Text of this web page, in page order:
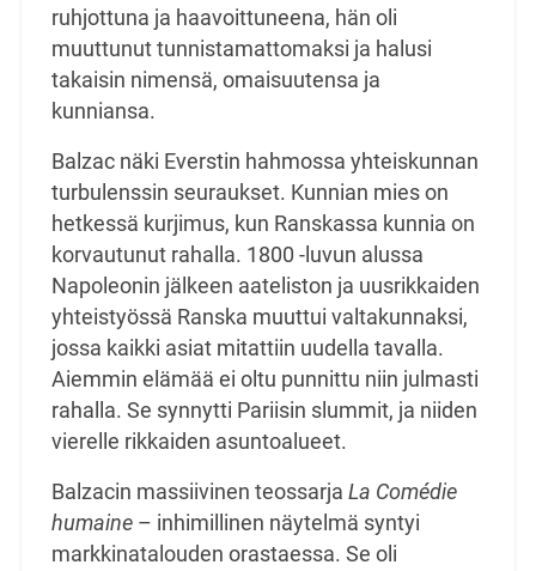
ruhjottuna ja haavoittuneena, hän oli
muuttunut tunnistamattomaksi ja halusi
takaisin nimensä, omaisuutensa ja
kunniansa.
Balzac näki Everstin hahmossa yhteiskunnan
turbulenssin seuraukset. Kunnian mies on
hetkessä kurjimus, kun Ranskassa kunnia on
korvautunut rahalla. 1800 -luvun alussa
Napoleonin jälkeen aateliston ja uusrikkaiden
yhteistyössä Ranska muuttui valtakunnaksi,
jossa kaikki asiat mitattiin uudella tavalla.
Aiemmin elämää ei oltu punnittu niin julmasti
rahalla. Se synnytti Pariisin slummit, ja niiden
vierelle rikkaiden asuntoalueet.
Balzacin massiivinen teossarja La Comédie
humaine – inhimillinen näytelmä syntyi
markkinatalouden orastaessa. Se oli